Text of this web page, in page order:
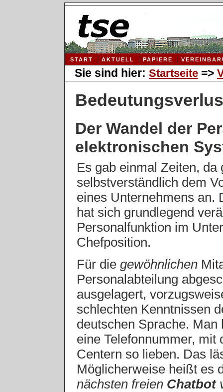
START AKTUELL PAPIERE
Sie sind hier: Startseite =>
Der Wandel der
elektronischen
Es gab einmal Zeiten,
selbstverständlich dem
eines Unternehmens an.
hat sich grundlegend
Personalfunktion im
Chefposition.
Für die gewöhnlichen
Personalabteilung
ausgelagert,
schlechten Kenntnissen
deutschen Sprache.
eine Telefonnummer,
Centern so lieben. Das
Möglicherweise heißt es
nächsten freien Chatbot